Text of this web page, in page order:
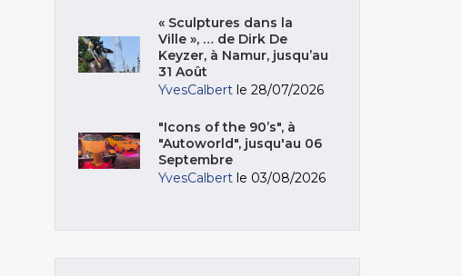
« Sculptures dans la
Ville », … de Dirk De
Keyzer, à Namur, jusqu’au
31 Août
YvesCalbert le 28/07/2026
"Icons of the 90’s", à
"Autoworld", jusqu'au 06
Septembre
YvesCalbert le 03/08/2026